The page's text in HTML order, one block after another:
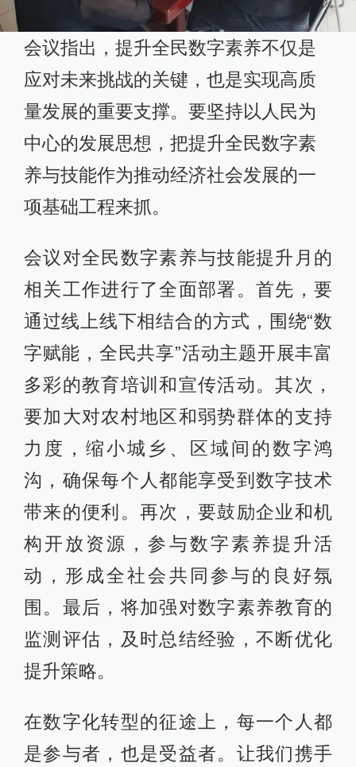
会议指出，提升全民数字素养不仅是
应对未来挑战的关键，也是实现高质
量发展的重要支撑。要坚持以人民为
中心的发展思想，把提升全民数字素
养与技能作为推动经济社会发展的一
项基础工程来抓。
会议对全民数字素养与技能提升月的
相关工作进行了全面部署。首先，要
通过线上线下相结合的方式，围绕“数
字赋能，全民共享”活动主题开展丰富
多彩的教育培训和宣传活动。其次，
要加大对农村地区和弱势群体的支持
力度，缩小城乡、区域间的数字鸿
沟，确保每个人都能享受到数字技术
带来的便利。再次，要鼓励企业和机
构开放资源，参与数字素养提升活
动，形成全社会共同参与的良好氛
围。最后，将加强对数字素养教育的
监测评估，及时总结经验，不断优化
提升策略。
在数字化转型的征途上，每一个人都
是参与者，也是受益者。让我们携手